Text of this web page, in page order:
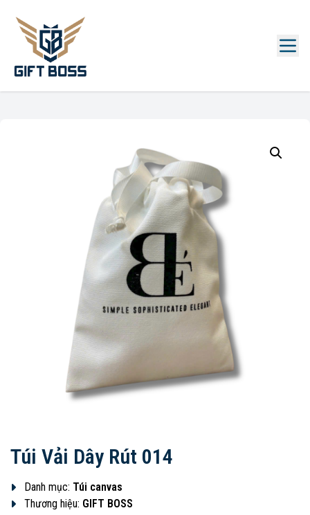
Túi Vải Dây Rút 014
Danh mục: Túi canvas
Thương hiệu: GIFT BOSS